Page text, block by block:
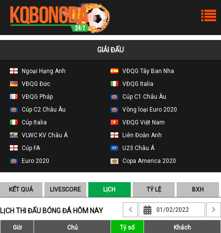
GIẢI ĐẤU
Ngoại Hạng Anh
VĐQG Tây Ban Nha
VĐQG Đức
VĐQG Italia
VĐQG Pháp
Cúp C1 Châu Âu
Cúp C2 Châu Âu
Vòng loại Euro 2020
Cúp Italia
VĐQG Việt Nam
VLWC KV Châu Á
Liên Đoàn Anh
Cúp FA
U23 Châu Á
Euro 2020
Copa America 2020
KẾT QUẢ LIVESCORE LỊCH TỶ LỆ BXH
LỊCH THI ĐẤU BÓNG ĐÁ HÔM NAY
Giờ Chủ Tỷ số Khách